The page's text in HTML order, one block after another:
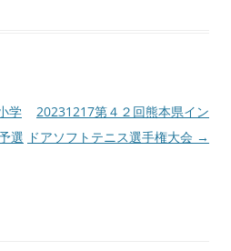
学
選
20231217第４２回熊本県イン
ドアソフトテニス選手権大会 →